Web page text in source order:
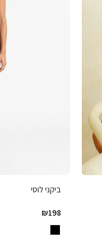
ביקני לוסי
₪198